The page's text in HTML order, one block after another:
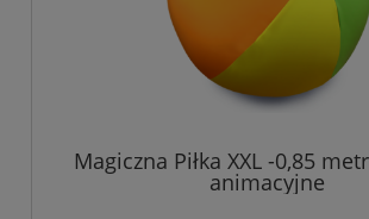
Magiczna Piłka XXL -0,85
animacyjne